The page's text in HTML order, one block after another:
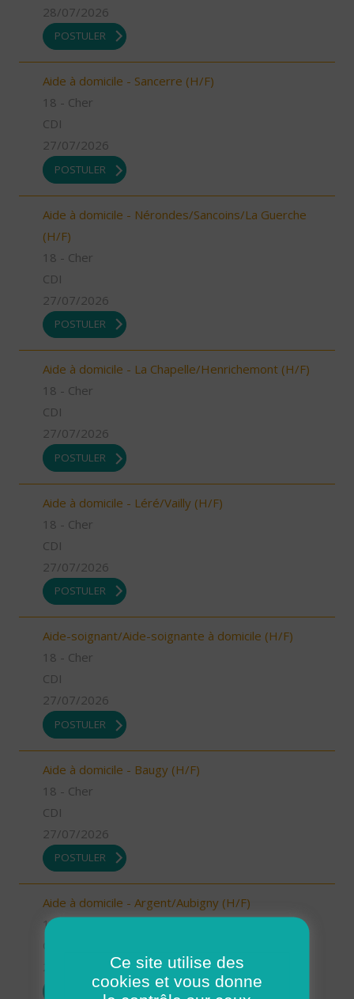
28/07/2026
POSTULER
Aide à domicile - Sancerre (H/F)
18 - Cher
CDI
27/07/2026
POSTULER
Aide à domicile - Nérondes/Sancoins/La Guerche
(H/F)
18 - Cher
CDI
27/07/2026
POSTULER
Aide à domicile - La Chapelle/Henrichemont (H/F)
18 - Cher
CDI
27/07/2026
POSTULER
Aide à domicile - Léré/Vailly (H/F)
18 - Cher
CDI
27/07/2026
POSTULER
Aide-soignant/Aide-soignante à domicile (H/F)
18 - Cher
CDI
27/07/2026
POSTULER
Aide à domicile - Baugy (H/F)
18 - Cher
CDI
27/07/2026
POSTULER
Aide à domicile - Argent/Aubigny (H/F)
18 - Cher
POSTULER
Ce site utilise des
cookies et vous donne